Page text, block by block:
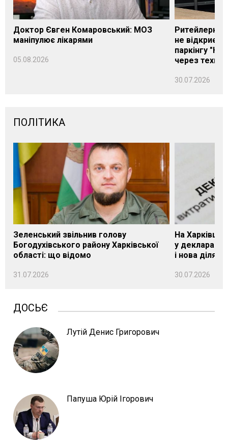
Доктор Євген Комаровський: МОЗ
маніпулює лікарями
05.08.2026
Ритейлерка
не
паркінгу
через
30.07.2026
ПОЛІТИКА
Зеленський звільнив голову
Богодухівського району Харківської
області: що відомо
31.07.2026
На
у декларації
і нова
30.07.2026
ДОСЬЄ
Лутій Денис Григорович
Папуша Юрій Ігорович